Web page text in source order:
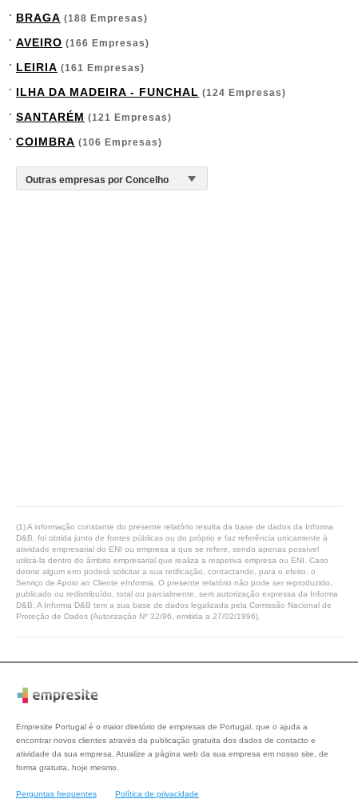
BRAGA (188 Empresas)
AVEIRO (166 Empresas)
LEIRIA (161 Empresas)
ILHA DA MADEIRA - FUNCHAL (124 Empresas)
SANTARÉM (121 Empresas)
COIMBRA (106 Empresas)
(1) A informação constante do presente relatório resulta da base de dados da Informa
D&B, foi obtida junto de fontes públicas ou do próprio e faz referência unicamente à
atividade empresarial do ENI ou empresa a que se refere, sendo apenas possível
utilizá-la dentro do âmbito empresarial que realiza a respetiva empresa ou ENI. Caso
detete algum erro poderá solicitar a sua retificação, contactando, para o efeito, o
Serviço de Apoio ao Cliente eInforma. O presente relatório não pode ser reproduzido,
publicado ou redistribuído, total ou parcialmente, sem autorização expressa da Informa
D&B. A Informa D&B tem a sua base de dados legalizada pela Comissão Nacional de
Proteção de Dados (Autorização Nº 32/96, emitida a 27/02/1996).
Empresite Portugal é o maior diretório de empresas de Portugal, que o ajuda a
encontrar novos clientes através da publicação gratuita dos dados de contacto e
atividade da sua empresa. Atualize a página web da sua empresa em nosso site, de
forma gratuita, hoje mesmo.
Perguntas frequentes Política de privacidade